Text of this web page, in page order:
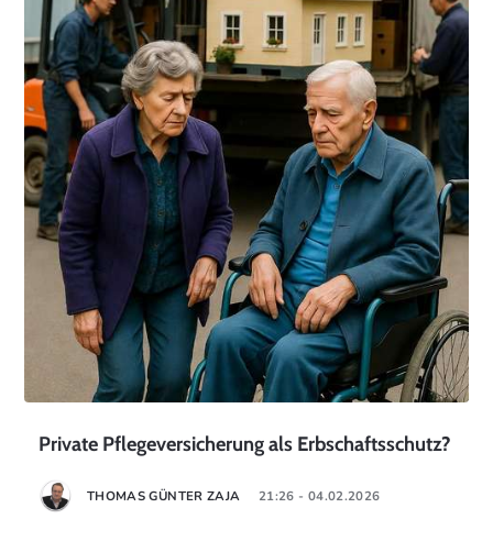
Private Pflegeversicherung als Erbschaftsschutz?
THOMAS GÜNTER ZAJA 21:26 - 04.02.2026